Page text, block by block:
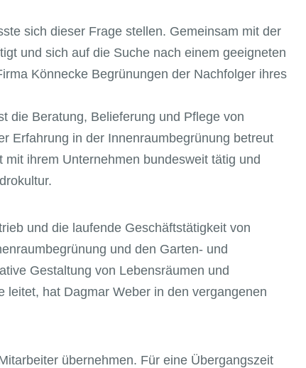
sich dieser Frage stellen. Gemeinsam mit der
und sich auf die Suche nach einem geeigneten
Könnecke Begrünungen der Nachfolger ihres
die Beratung, Belieferung und Pflege von
Erfahrung in der Innenraumbegrünung betreut
ihrem Unternehmen bundesweit tätig und
und die laufende Geschäftstätigkeit von
und den Garten- und
Gestaltung von Lebensräumen und
hat Dagmar Weber in den vergangenen
übernehmen. Für eine Übergangszeit